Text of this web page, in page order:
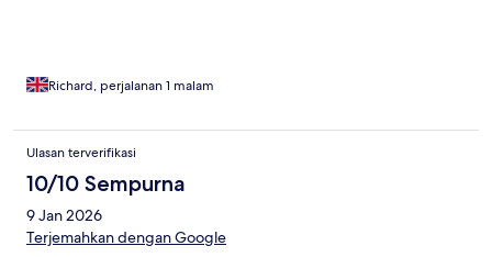
Richard, perjalanan 1 malam
Ulasan terverifikasi
10/10 Sempurna
9 Jan 2026
Terjemahkan dengan Google